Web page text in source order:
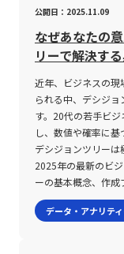
出されるため、短期
れらの指標は、特に
価と開始タイミングの決
ィの注意点 ボラティリティが高い環境下での取引は、大きな利益
獲得のチャンスを提
方で、ボラティリ
得機会が限定され
市場の流動性と出来
測が難しい急変動が
表直後や主要市場の
くなるケースが多
主要通貨ペアでは
ランド（ZAR）やト
理、労務管理など、
効率の向上を図るた
やExcelファイルに
することにより、情
具体的には、以下の
募者の基本情報、
ロセス全体を見え
標設定や実績、評価
材育成や昇進判断に
社員のスキル、資格
し、将来的な人材
理機能：出勤情報
種手当の計算までを
公開日：2025.11.09
なぜあなたの
リーで解決す
近年、ビジネスの現
られる中、デシジ
す。20代の若手ビ
し、数値や確率に基
デシジョンツリーは
2025年の最新のビ
ーの基本概念、作
述し、今後のキャ
を提供することを目
データ・アナリテ